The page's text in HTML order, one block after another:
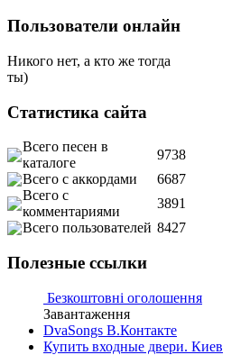
Пользователи онлайн
Никого нет, а кто же тогда
ты)
Статистика сайта
Всего песен в
каталоге
9738
Всего с аккордами
6687
Всего с
комментариями
3891
Всего пользователей 8427
Полезные ссылки
Безкоштовні оголошення
Завантаження
DvaSongs В.Контакте
Купить входные двери. Киев